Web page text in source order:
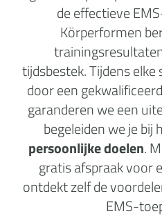
de effectieve
Körperformen
tijdsbestek. Tijdens elke
door een
garanderen we een
begeleiden we je bij
persoonlijke doelen.
gratis afspraak voor
ontdekt zelf de
EMS-